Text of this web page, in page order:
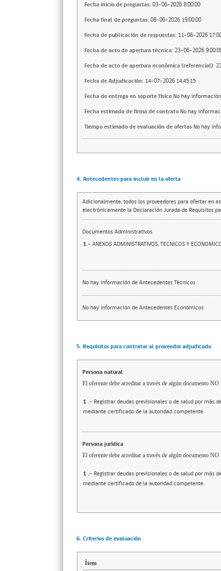
Fecha inicio de preguntas: 03-06-2026 8:00:00
Fecha final de preguntas: 08-06-2026 19:00:00
Fecha de publicación de respuestas: 11-06-2026
Fecha de acto de apertura técnica: 23-06-2026
Fecha de acto de apertura económica (referencial):
Fecha de Adjudicación: 14-07-2026 14:45:15
Fecha de entrega en soporte fisicoNo hay información
Fecha estimada de firma de contratoNo hay
Tiempo estimado de evaluación de ofertasNo hay
4. Antecedentes para incluir en la oferta
Adicionalmente, todos los proveedores para ofertar en
electrónicamente la Declaración Jurada de Requisitos
Documentos Administrativos
1.- ANEXOS ADMINISTRATIVOS, TECNICOS Y
No hay información de Antecedentes Técnicos
No hay información de Antecedentes Económicos
5. Requisitos para contratar al proveedor adjudicado
Persona natural
El oferente debe acreditar a través de algún documento
1.- Registrar deudas previsionales o de salud por más
mediante certificado de la autoridad competente.
Persona jurídica
El oferente debe acreditar a través de algún documento
1.- Registrar deudas previsionales o de salud por más
mediante certificado de la autoridad competente.
6. Criterios de evaluación
Ítem